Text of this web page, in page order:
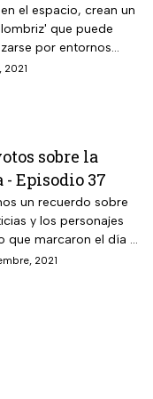
el espacio, crean un
que puede
por entornos
excavando la
2021
sobre la
- Episodio 37
un recuerdo sobre
y los personajes
que marcaron el día a
política, tanto a nivel
2021